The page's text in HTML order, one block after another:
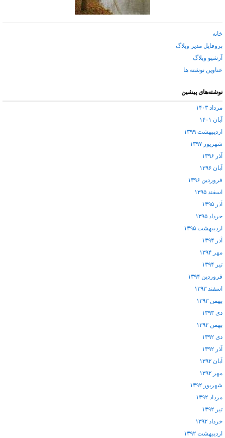
خانه
پروفایل مدیر وبلاگ
آرشیو وبلاگ
عناوین نوشته ها
نوشته‌های پیشین
مرداد ۱۴۰۳
آبان ۱۴۰۱
اردیبهشت ۱۳۹۹
شهریور ۱۳۹۷
آذر ۱۳۹۶
آبان ۱۳۹۶
فروردین ۱۳۹۶
اسفند ۱۳۹۵
آذر ۱۳۹۵
خرداد ۱۳۹۵
اردیبهشت ۱۳۹۵
آذر ۱۳۹۴
مهر ۱۳۹۴
تیر ۱۳۹۴
فروردین ۱۳۹۴
اسفند ۱۳۹۳
بهمن ۱۳۹۳
دی ۱۳۹۳
بهمن ۱۳۹۲
دی ۱۳۹۲
آذر ۱۳۹۲
آبان ۱۳۹۲
مهر ۱۳۹۲
شهریور ۱۳۹۲
مرداد ۱۳۹۲
تیر ۱۳۹۲
خرداد ۱۳۹۲
اردیبهشت ۱۳۹۲